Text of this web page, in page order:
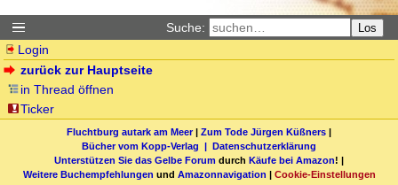
Suche: Los
Login
zurück zur Hauptseite
in Thread öffnen
Ticker
Fluchtburg autark am Meer| Zum Tode Jürgen Küßners |
Bücher vom Kopp-Verlag | Datenschutzerklärung
Unterstützen Sie das Gelbe Forum durch Käufe bei Amazon! |
Weitere Buchempfehlungen und Amazonnavigation | Cookie-Einstellungen